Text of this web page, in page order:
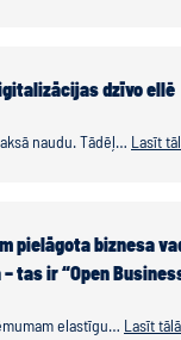
dzīvo ellē
naudu. Tādēļ… Lasīt
pielāgota biznesa
tas ir “Open
elastīgu… Lasīt